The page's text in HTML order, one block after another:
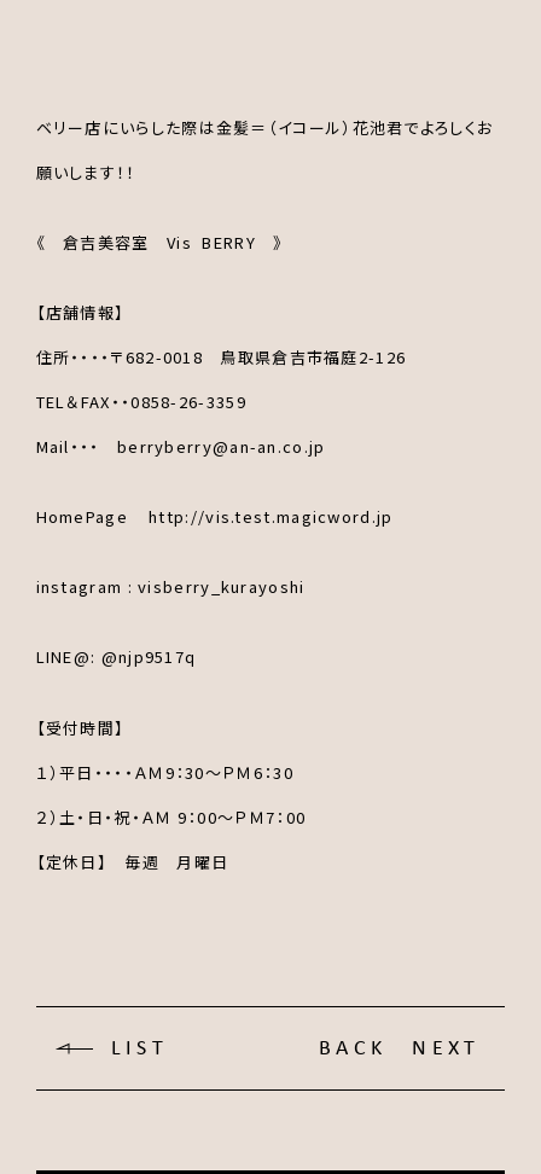
ベリー店にいらした際は金髪＝（イコール）花池君でよろしくお
願いします！！
《 倉吉美容室 Vis BERRY 》
【店舗情報】
住所・・・・〒682-0018 鳥取県倉吉市福庭2-126
TEL＆FAX・・0858-26-3359
Mail・・・ berryberry@an-an.co.jp
HomePage http://vis.test.magicword.jp
instagram : visberry_kurayoshi
LINE@: @njp9517q
【受付時間】
１）平日・・・・ＡＭ9：30～ＰＭ6：30
２）土・日・祝・ＡＭ 9：00～ＰＭ7：00
【定休日】 毎週 月曜日
LIST BACK NEXT